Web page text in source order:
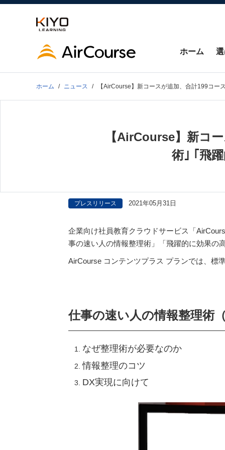
ホーム
ホーム ニュース 【AirCourse】新コースが追加、合計199コー
【AirCourse】新コ
術｣ ｢飛
プレスリリース 2021年05月31日
企業向け社員教育クラウドサービス「
事の速い人の情報整理術」「飛躍的に効果の
AirCourse コンテンツプラス プランでは、標
仕事の速い人の情報整理術
なぜ整理術が必要なのか
情報整理のコツ
DX実現に向けて